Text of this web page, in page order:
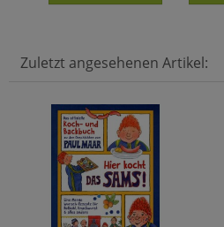
Zuletzt angesehenen Artikel: